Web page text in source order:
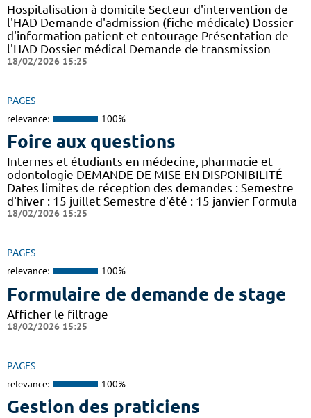
Hospitalisation à domicile Secteur d'intervention de
l'HAD Demande d'admission (fiche médicale) Dossier
d'information patient et entourage Présentation de
l'HAD Dossier médical Demande de transmission
18/02/2026 15:25
PAGES
relevance: 100%
Foire aux questions
Internes et étudiants en médecine, pharmacie et
odontologie DEMANDE DE MISE EN DISPONIBILITÉ
Dates limites de réception des demandes : Semestre
d'hiver : 15 juillet Semestre d'été : 15 janvier Formula
18/02/2026 15:25
PAGES
relevance: 100%
Formulaire de demande de stage
Afficher le filtrage
18/02/2026 15:25
PAGES
relevance: 100%
Gestion des praticiens